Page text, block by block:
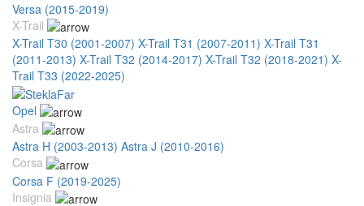
Versa (2015-2019)
X-Trail
X-Trail T30 (2001-2007) X-Trail T31 (2007-2011) X-Trail T31
(2011-2013) X-Trail T32 (2014-2017) X-Trail T32 (2018-2021) X-
Trail T33 (2022-2025)
Opel
Astra
Astra H (2003-2013) Astra J (2010-2016)
Corsa
Corsa F (2019-2025)
Insignia